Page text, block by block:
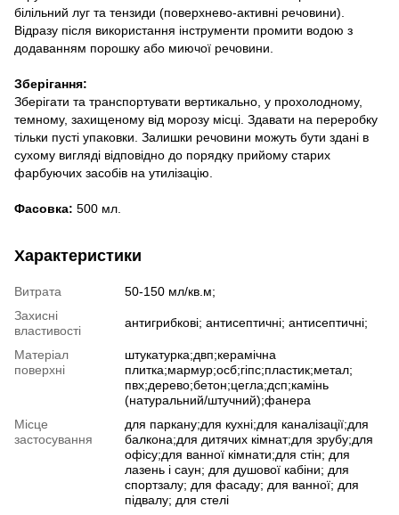
білільний луг та тензиди (поверхнево-активні речовини).
Відразу після використання інструменти промити водою з
додаванням порошку або миючої речовини.
Зберігання:
Зберігати та транспортувати вертикально, у прохолодному,
темному, захищеному від морозу місці. Здавати на переробку
тільки пусті упаковки. Залишки речовини можуть бути здані в
сухому вигляді відповідно до порядку прийому старих
фарбуючих засобів на утилізацію.
Фасовка: 500 мл.
Характеристики
Витрата
50-150 мл/кв.м;
Захисні
властивості
антигрибкові; антисептичні; антисептичні;
Матеріал
поверхні
штукатурка;двп;керамічна
плитка;мармур;осб;гіпс;пластик;метал;
пвх;дерево;бетон;цегла;дсп;камінь
(натуральний/штучний);фанера
Місце
застосування
для паркану;для кухні;для каналізації;для
балкона;для дитячих кімнат;для зрубу;для
офісу;для ванної кімнати;для стін; для
лазень і саун; для душової кабіни; для
спортзалу; для фасаду; для ванної; для
підвалу; для стелі